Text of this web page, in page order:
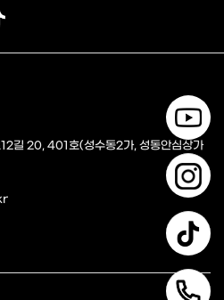
길 20, 401호(성수동2가, 성동안심상가